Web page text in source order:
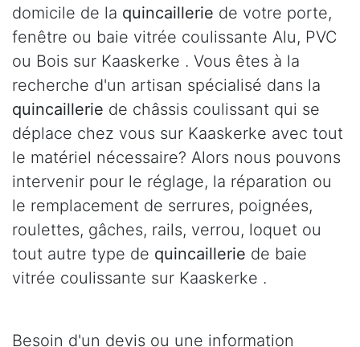
domicile de la quincaillerie de votre porte,
fenêtre ou baie vitrée coulissante Alu, PVC
ou Bois sur Kaaskerke . Vous êtes à la
recherche d'un artisan spécialisé dans la
quincaillerie de châssis coulissant qui se
déplace chez vous sur Kaaskerke avec tout
le matériel nécessaire? Alors nous pouvons
intervenir pour le réglage, la réparation ou
le remplacement de serrures, poignées,
roulettes, gâches, rails, verrou, loquet ou
tout autre type de quincaillerie de baie
vitrée coulissante sur Kaaskerke .
Besoin d'un devis ou une information